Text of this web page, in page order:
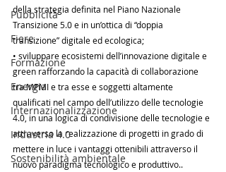
Pubblicità
Fiere
Formazione
Energia
Internazionalizzazione
Industria 4.0
Sostenibilità ambientale
della strategia definita nel Piano Nazionale
Transizione 5.0 e in un’ottica di “doppia
transizione” digitale ed ecologica;
• sviluppare ecosistemi dell’innovazione digitale e
green rafforzando la capacità di collaborazione
tra MPMI e tra esse e soggetti altamente
qualificati nel campo dell’utilizzo delle tecnologie
4.0, in una logica di condivisione delle tecnologie e
attraverso la realizzazione di progetti in grado di
mettere in luce i vantaggi ottenibili attraverso il
nuovo paradigma tecnologico e produttivo..